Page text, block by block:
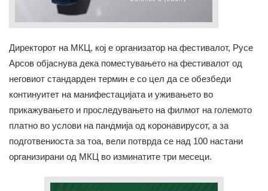
Директорот на МКЦ, кој е организатор на фестивалот, Русе
Арсов објаснува дека поместувањето на фестивалот од
неговиот стандарден термин е со цел да се обезбеди
континуитет на манифестацијата и уживањето во
прикажувањето и проследувањето на филмот на големото
платно во услови на пандмија од коронавирусот, а за
подготвениоста за тоа, вели потврда се над 100 настани
организирани од МКЦ во изминатите три месеци.